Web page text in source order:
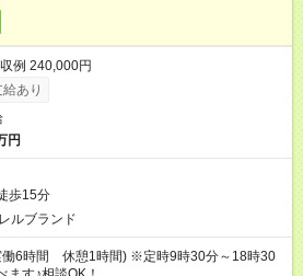
例 240,000円
あり
円
歩15分
ルブランド
働6時間 休憩1時間) ※定時9時30分～18時30